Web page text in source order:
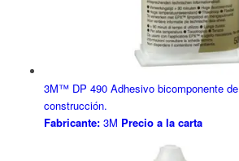
3M™ DP 490 Adhesivo bicomponente
construcción.
Fabricante:3M Precio a la carta